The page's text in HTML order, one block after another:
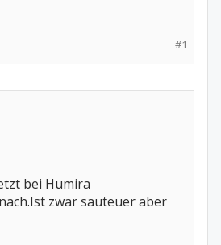
#1
bei Humira
zwar sauteuer aber